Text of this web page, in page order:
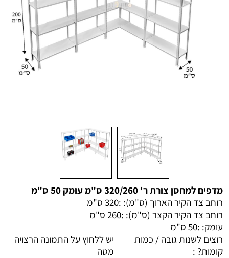
מדפים למחסן צורת ר' 320/260 ס"מ עומק 50 ס"מ
רוחב צד הקיר הארוך (ס"מ): :320 ס"מ
רוחב צד הקיר הקצר (ס"מ): :260 ס"מ
עומק: :50 ס"מ
רוצים לשנות גובה / כמות
קומות? :
יש ללחוץ על התמונה הרצויה
מטה